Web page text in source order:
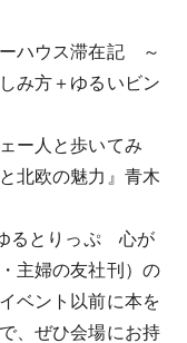
ハウス滞在記 ～
み方＋ゆるいビン
ー人と歩いてみ
北欧の魅力』青木
るとりっぷ 心が
主婦の友社刊）の
ベント以前に本を
、ぜひ会場にお持